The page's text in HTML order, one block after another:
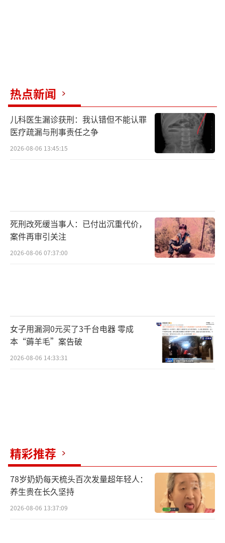
热点新闻
儿科医生漏诊获刑：我认错但不能认罪
医疗疏漏与刑事责任之争
2026-08-06 13:45:15
死刑改死缓当事人：已付出沉重代价，
案件再审引关注
2026-08-06 07:37:00
女子用漏洞0元买了3千台电器 零成
本“薅羊毛”案告破
2026-08-06 14:33:31
精彩推荐
78岁奶奶每天梳头百次发量超年轻人：
养生贵在长久坚持
2026-08-06 13:37:09